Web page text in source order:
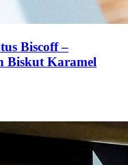
Biscoff –
Biskut Karamel